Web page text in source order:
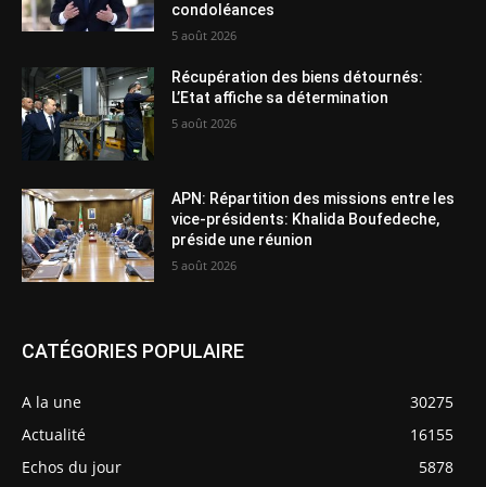
condoléances
5 août 2026
Récupération des biens détournés:
L’Etat affiche sa détermination
5 août 2026
APN: Répartition des missions entre les
vice-présidents: Khalida Boufedeche,
préside une réunion
5 août 2026
CATÉGORIES POPULAIRE
A la une
30275
Actualité
16155
Echos du jour
5878